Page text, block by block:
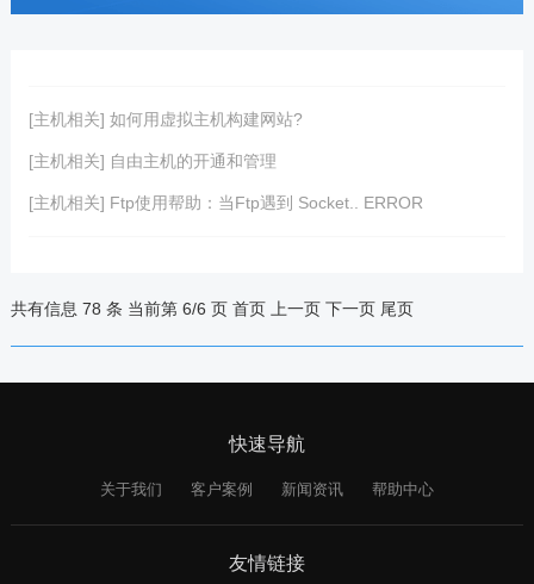
[主机相关] 如何用虚拟主机构建网站?
[主机相关] 自由主机的开通和管理
[主机相关] Ftp使用帮助：当Ftp遇到 Socket.. ERROR
共有信息 78 条 当前第 6/6 页 首页 上一页 下一页 尾页
快速导航
关于我们 客户案例 新闻资讯 帮助中心
友情链接